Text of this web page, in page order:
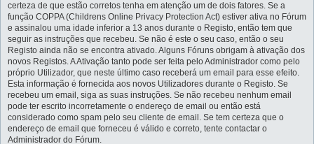
certeza de que estão corretos tenha em atenção um de dois fatores. Se a
função COPPA (Childrens Online Privacy Protection Act) estiver ativa no Fórum
e assinalou uma idade inferior a 13 anos durante o Registo, então tem que
seguir as instruções que recebeu. Se não é este o seu caso, então o seu
Registo ainda não se encontra ativado. Alguns Fóruns obrigam à ativação dos
novos Registos. A Ativação tanto pode ser feita pelo Administrador como pelo
próprio Utilizador, que neste último caso receberá um email para esse efeito.
Esta informação é fornecida aos novos Utilizadores durante o Registo. Se
recebeu um email, siga as suas instruções. Se não recebeu nenhum email
pode ter escrito incorretamente o endereço de email ou então está
considerado como spam pelo seu cliente de email. Se tem certeza que o
endereço de email que forneceu é válido e correto, tente contactar o
Administrador do Fórum.